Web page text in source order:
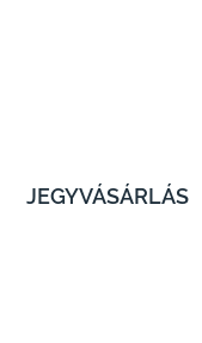
JEGYVÁSÁRLÁS